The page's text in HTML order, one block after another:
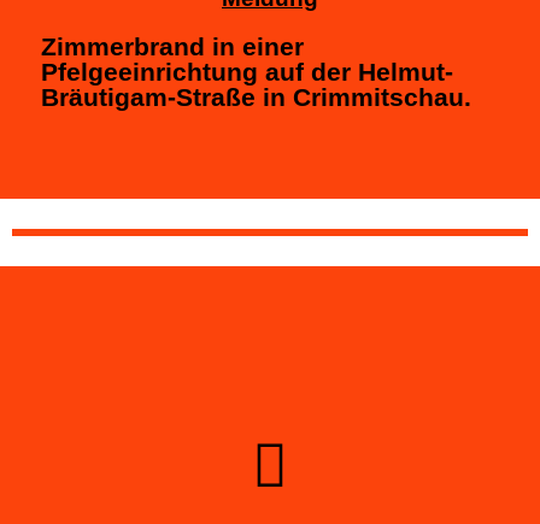
Zimmerbrand in einer
Pfelgeeinrichtung auf der Helmut-
Bräutigam-Straße in Crimmitschau.